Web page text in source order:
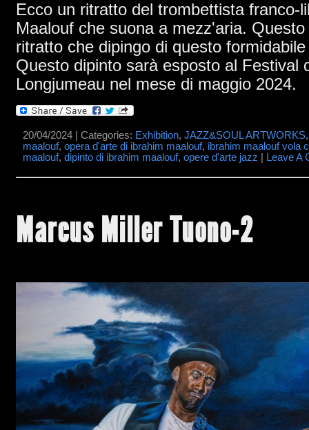
Ecco un ritratto del trombettista franco-
Maalouf che suona a mezz'aria.
ritratto che dipingo di questo
Questo dipinto sarà esposto al Festival
Longjumeau nel mese di maggio 2024.
20/04/2024 | Categories: Exhibition, JAZZ&SOUL ARTWORKS
maalouf, opera d'arte di ibrahim maalouf, ibrahim maalouf vola
maalouf, dipinto di ibrahim maalouf, opere d'arte jazz Leave A
Marcus Miller Tuono-2